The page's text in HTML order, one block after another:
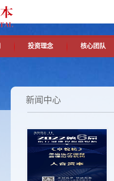
投资理念 核心团队
新闻中心